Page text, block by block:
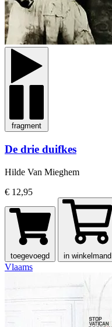
fragment
De drie duifkes
Hilde Van Mieghem
€ 12,95
toegevoegd in winkelmand
Vlaams